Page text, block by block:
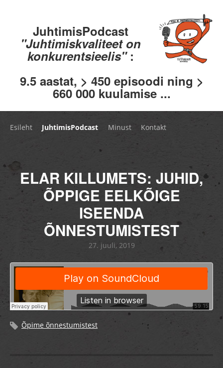
JuhtimisPodcast
"Juhtimiskvaliteet on
konkurentsieelis" :
9.5 aastat, > 450 episoodi ning >
660 000 kuulamise ...
Esileht JuhtimisPodcast Minust Kontakt
ELAR KILLUMETS: JUHID,
ÕPPIGE EELKÕIGE
ISEENDA
ÕNNESTUMISTEST
27. juuli, 2019
Õpime õnnestumistest